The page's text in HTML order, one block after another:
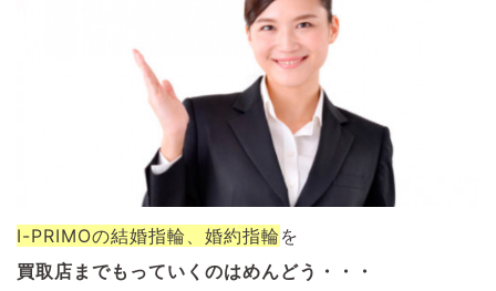
I-PRIMOの結婚指輪、婚約指輪 を
買取店までもっていくのはめんどう・・・